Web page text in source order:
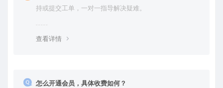
持或提交工单，一对一指导解决疑难。
查看详情
怎么开通会员，具体收费如何？